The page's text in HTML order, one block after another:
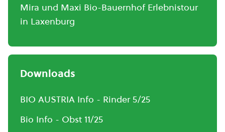
Mira und Maxi Bio-Bauernhof Erlebnistour
in Laxenburg
Downloads
BIO AUSTRIA Info - Rinder 5/25
Bio Info - Obst 11/25